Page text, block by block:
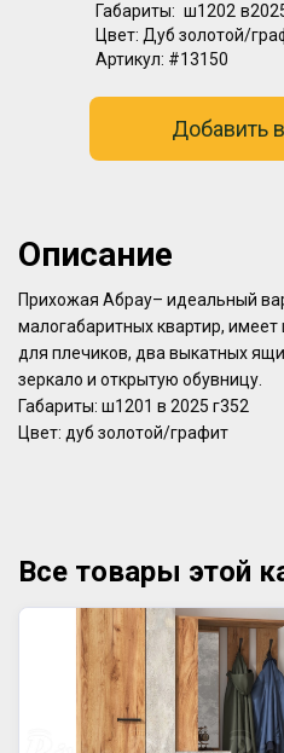
Габариты: ш1202
Цвет: Дуб золотой/
Артикул: #13150
Добавить
Описание
Прихожая Абрау– идеальный
малогабаритных квартир,
для плечиков, два выкатных
зеркало и открытую обувницу.
Габариты: ш1201 в 2025 г352
Цвет: дуб золотой/графит
Все товары этой